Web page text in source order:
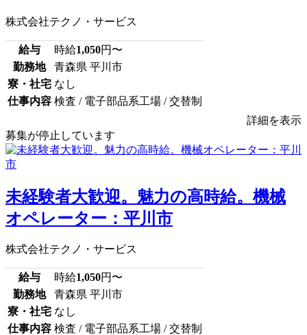
株式会社テクノ・サービス
給与 時給1,050円〜
勤務地
青森県 平川市
寮・社宅 なし
仕事内容 検査 / 電子部品系工場 / 交替制
詳細を表示
募集が停止しています
未経験者大歓迎。魅力の高時給。機械
オペレーター：平川市
株式会社テクノ・サービス
給与 時給1,050円〜
勤務地
青森県 平川市
寮・社宅 なし
仕事内容 検査 / 電子部品系工場 / 交替制